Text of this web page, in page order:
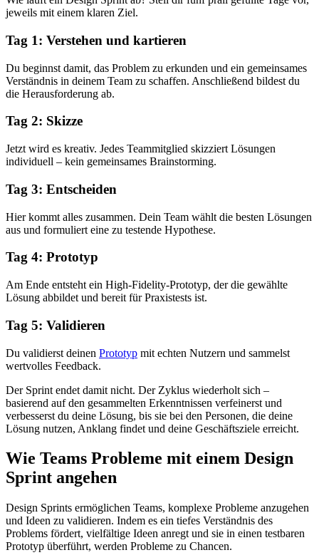
jeweils mit einem klaren Ziel.
Tag 1: Verstehen und kartieren
Du beginnst damit, das Problem zu erkunden und ein gemeinsames
Verständnis in deinem Team zu schaffen. Anschließend bildest du
die Herausforderung ab.
Tag 2: Skizze
Jetzt wird es kreativ. Jedes Teammitglied skizziert Lösungen
individuell – kein gemeinsames Brainstorming.
Tag 3: Entscheiden
Hier kommt alles zusammen. Dein Team wählt die besten Lösungen
aus und formuliert eine zu testende Hypothese.
Tag 4: Prototyp
Am Ende entsteht ein High-Fidelity-Prototyp, der die gewählte
Lösung abbildet und bereit für Praxistests ist.
Tag 5: Validieren
Du validierst deinen Prototyp mit echten Nutzern und sammelst
wertvolles Feedback.
Der Sprint endet damit nicht. Der Zyklus wiederholt sich –
basierend auf den gesammelten Erkenntnissen verfeinerst und
verbesserst du deine Lösung, bis sie bei den Personen, die deine
Lösung nutzen, Anklang findet und deine Geschäftsziele erreicht.
Wie Teams Probleme mit einem Design
Sprint angehen
Design Sprints ermöglichen Teams, komplexe Probleme anzugehen
und Ideen zu validieren. Indem es ein tiefes Verständnis des
Problems fördert, vielfältige Ideen anregt und sie in einen testbaren
Prototyp überführt, werden Probleme zu Chancen.